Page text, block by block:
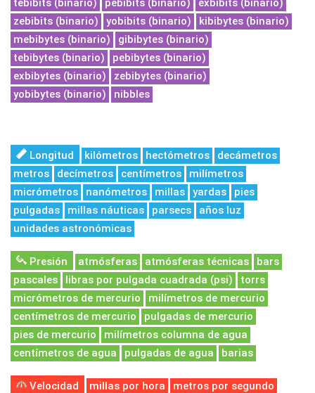
tebibits (binario)
pebibits (binario)
exbibits (binario)
zebibits (binario)
yobibits (binario)
kibibytes (binario)
mebibytes (binario)
gibibytes (binario)
tebibytes (binario)
pebibytes (binario)
exbibytes (binario)
zebibytes (binario)
yobibytes (binario)
nibbles
Longitud kilómetros hectómetros
decámetros
metros
decímetros centímetros
milímetros
micrómetros
nanómetros millas yardas
pies
pulgadas
millas náuticas parsecs
años luz
unidades astronómicas
Presión atmósferas atmósferas técnicas
bars
pascales
libras por pulgada cuadrada (psi)
torrs
micrómetros de mercurio
milímetros de mercurio
centímetros de mercurio
pulgadas de mercurio
pies de mercurio
milímetros columna de agua
centímetros de agua
pulgadas de agua barias
Velocidad millas por hora
metros por segundo